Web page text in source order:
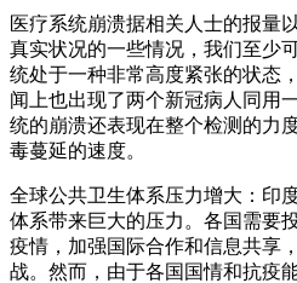
医疗系统崩溃据相关人士的报量
真实状况的一些情况，我们至少
统处于一种非常高度紧张的状态
闻上也出现了两个新冠病人同用
统的崩溃还表现在整个检测的力
毒蔓延的速度。
全球公共卫生体系压力增大：印
体系带来巨大的压力。各国需要
疫情，加强国际合作和信息共享
战。然而，由于各国国情和抗疫